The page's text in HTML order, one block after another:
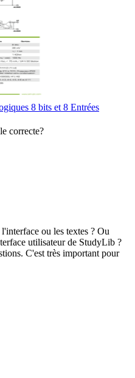
8 bits et 8 Entrées
correcte?
ou les textes ? Ou
utilisateur de StudyLib ?
C'est très important pour